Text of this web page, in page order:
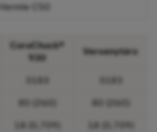
Hermle C50
CoroChuck®
930
Versenytárs
80 (260)
80 (260)